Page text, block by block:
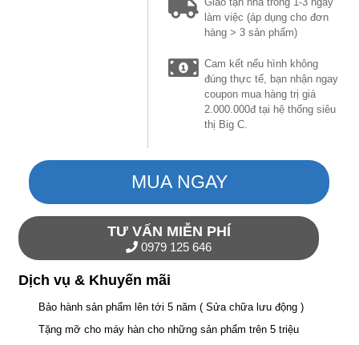
làm việc (áp dụng cho đơn
hàng > 3 sản phẩm)
Cam kết nếu hình không
đúng thực tế, bạn nhận ngay
coupon mua hàng trị giá
2.000.000đ tại hệ thống siêu
thị Big C.
MUA NGAY
TƯ VẤN MIỄN PHÍ
0979 125 646
Dịch vụ & Khuyến mãi
Bảo hành sản phẩm lên tới 5 năm ( Sửa chữa lưu động )
Tặng mỡ cho máy hàn cho những sản phẩm trên 5 triệu